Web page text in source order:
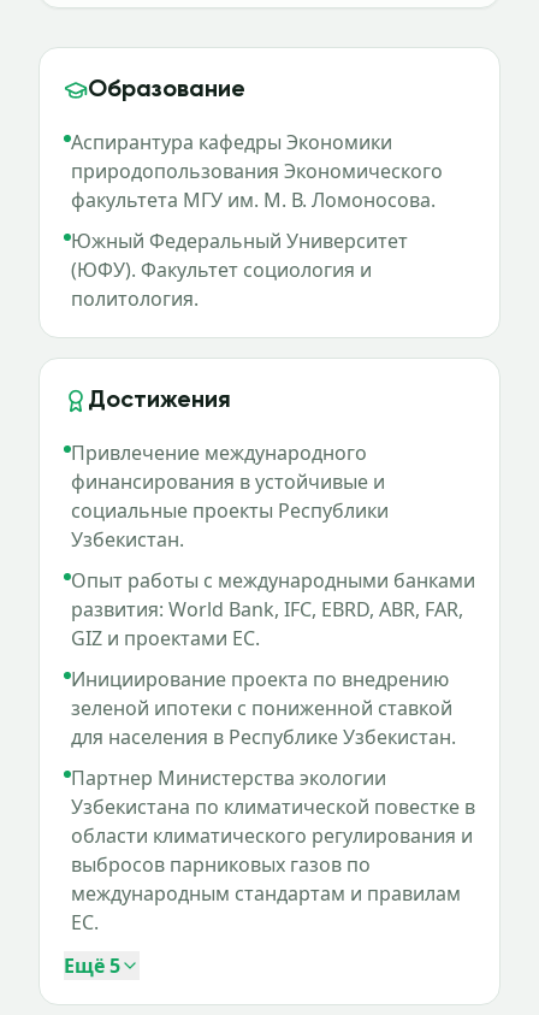
Образование
Аспирантура кафедры Экономики
природопользования Экономического
факультета МГУ им. М. В. Ломоносова.
Южный Федеральный Университет
(ЮФУ). Факультет социология и
политология.
Достижения
Привлечение международного
финансирования в устойчивые и
социальные проекты Республики
Узбекистан.
Опыт работы с международными банками
развития: World Bank, IFC, EBRD, ABR, FAR,
GIZ и проектами EC.
Инициирование проекта по внедрению
зеленой ипотеки с пониженной ставкой
для населения в Республике Узбекистан.
Партнер Министерства экологии
Узбекистана по климатической повестке в
области климатического регулирования и
выбросов парниковых газов по
международным стандартам и правилам
EC.
Ещё5